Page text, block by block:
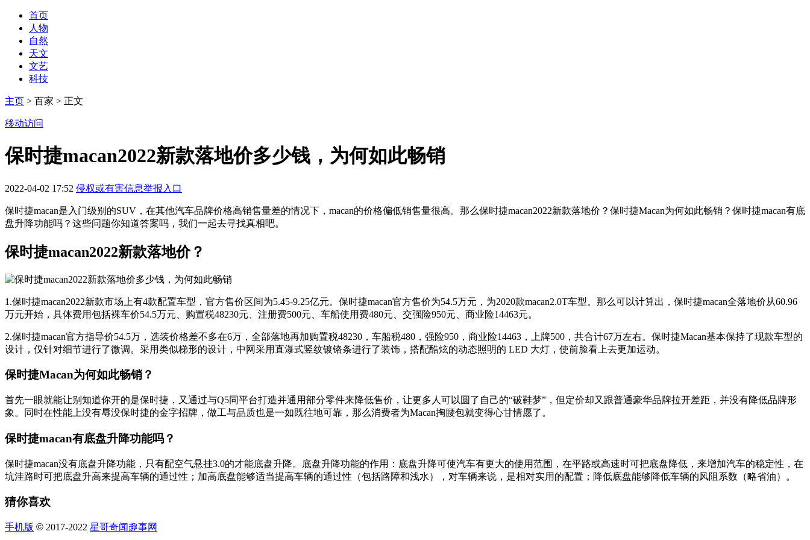
首页
人物
自然
天文
文艺
科技
主页 > 百家 > 正文
移动访问
保时捷macan2022新款落地价多少钱，为何如此畅销
2022-04-02 17:52 侵权或有害信息举报入口
保时捷macan是入门级别的SUV，在其他汽车品牌价格高销售量差的情况下，macan的价格偏低销售量很高。那么保时捷macan2022新款落地价？保时捷Macan为何如此畅销？保时捷macan有底
盘升降功能吗？这些问题你知道答案吗，我们一起去寻找真相吧。
保时捷macan2022新款落地价？
1.保时捷macan2022新款市场上有4款配置车型，官方售价区间为5.45-9.25亿元。保时捷macan官方售价为54.5万元，为2020款macan2.0T车型。那么可以计算出，保时捷macan全落地价从60.96
万元开始，具体费用包括裸车价54.5万元、购置税48230元、注册费500元、车船使用费480元、交强险950元、商业险14463元。
2.保时捷macan官方指导价54.5万，选装价格差不多在6万，全部落地再加购置税48230，车船税480，强险950，商业险14463，上牌500，共合计67万左右。保时捷Macan基本保持了现款车型的
设计，仅针对细节进行了微调。采用类似梯形的设计，中网采用直瀑式竖纹镀铬条进行了装饰，搭配酷炫的动态照明的 LED 大灯，使前脸看上去更加运动。
保时捷Macan为何如此畅销？
首先一眼就能让别知道你开的是保时捷，又通过与Q5同平台打造并通用部分零件来降低售价，让更多人可以圆了自己的“破鞋梦”，但定价却又跟普通豪华品牌拉开差距，并没有降低品牌形
象。同时在性能上没有辱没保时捷的金字招牌，做工与品质也是一如既往地可靠，那么消费者为Macan掏腰包就变得心甘情愿了。
保时捷macan有底盘升降功能吗？
保时捷macan没有底盘升降功能，只有配空气悬挂3.0的才能底盘升降。底盘升降功能的作用：底盘升降可使汽车有更大的使用范围，在平路或高速时可把底盘降低，来增加汽车的稳定性，在
坑洼路时可把底盘升高来提高车辆的通过性；加高底盘能够适当提高车辆的通过性（包括路障和浅水），对车辆来说，是相对实用的配置；降低底盘能够降低车辆的风阻系数（略省油）。
猜你喜欢
手机版 © 2017-2022 星哥奇闻趣事网